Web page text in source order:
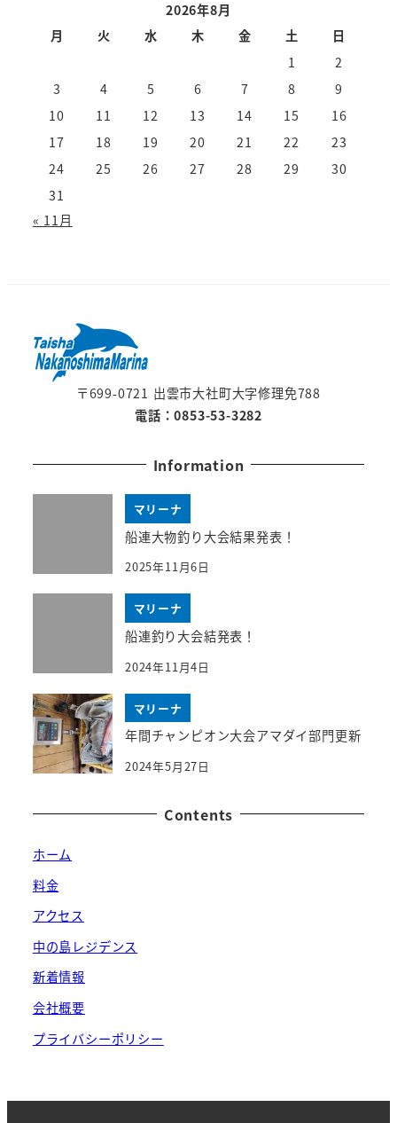
2026年8月
月
火 水 木 金 土
日
1
2
3
4 5 6 7 8
9
10
11 12 13 14 15
16
17
18 19 20 21 22
23
24
25 26 27 28 29
30
31
« 11月
〒699-0721 出雲市大社町大字修理免788
電話：0853-53-3282
Information
マリーナ
船連大物釣り大会結果発表！
2025年11月6日
マリーナ
船連釣り大会結発表！
2024年11月4日
マリーナ
年間チャンピオン大会アマダイ部門更新
2024年5月27日
Contents
ホーム
料金
アクセス
中の島レジデンス
新着情報
会社概要
プライバシーポリシー